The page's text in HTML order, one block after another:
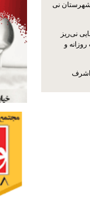
نی
نی‌ریز
و
اشرف